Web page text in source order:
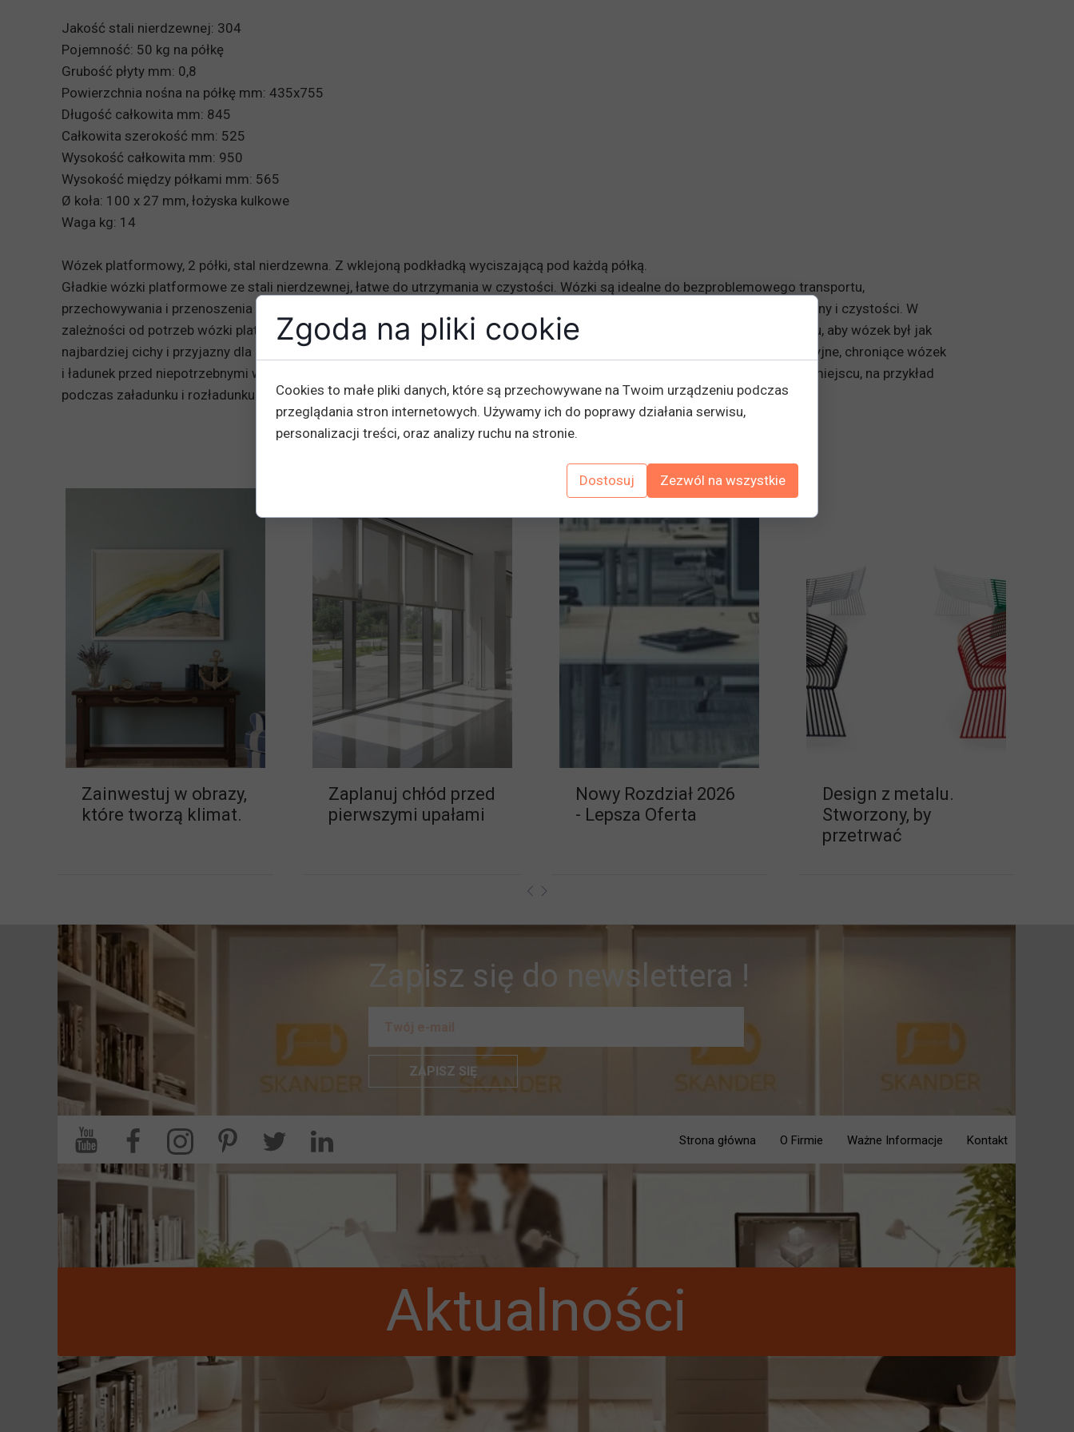
Jakość stali nierdzewnej: 304
Pojemność: 50 kg na półkę
Grubość płyty mm: 0,8
Powierzchnia nośna na półkę mm: 435x755
Długość całkowita mm: 845
Całkowita szerokość mm: 525
Wysokość całkowita mm: 950
Wysokość między półkami mm: 565
Ø koła: 100 x 27 mm, łożyska kulkowe
Waga kg: 14
Wózek platformowy, 2 półki, stal nierdzewna. Z wklejoną podkładką wyciszającą pod każdą półką.
Gładkie wózki platformowe ze stali nierdzewnej, łatwe do utrzymania w czystości. Wózki są idealne do bezproblemowego transportu,
przechowywania i przenoszenia żywności w dużych kuchniach, jadalniach i innych środowiskach o wysokich standardach higieny i czystości. W
zależności od potrzeb wózki platformowe są wyposażone w od dwóch do pięciu półek. Półka posiada gumową matę od spodu, aby wózek był jak
najbardziej cichy i przyjazny dla środowiska pracy! Cztery łatwo toczące się kółka są wyposażone w zabezpieczenie antykolizyjne, chroniące wózek
i ładunek przed niepotrzebnymi wstrząsami. Dwie z kółek są wyposażone w hamulec, co bardzo ułatwia blokowanie wózka w miejscu, na przykład
podczas załadunku i rozładunku. Po prostu najlepsza opcja.
Dowiedz się więcej
Zainwestuj w obrazy,
które tworzą klimat.
Zaplanuj chłód przed
pierwszymi upałami
Nowy Rozdział 2026
- Lepsza Oferta
Design z metalu.
Stworzony, by
przetrwać
Aktualności
Zapisz się do newslettera !
Strona główna O Firmie Ważne Informacje Kontakt
ZAPISZ SIĘ
Zgoda na pliki cookie
Cookies to małe pliki danych, które są przechowywane na Twoim urządzeniu podczas
przeglądania stron internetowych. Używamy ich do poprawy działania serwisu,
personalizacji treści, oraz analizy ruchu na stronie.
Dostosuj Zezwól na wszystkie